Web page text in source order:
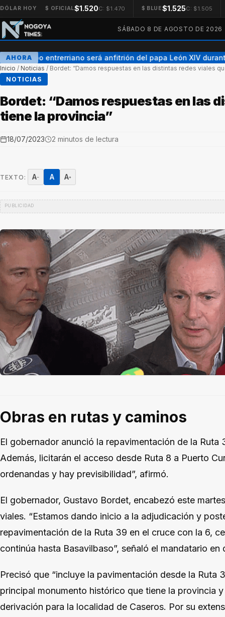
DÓLAR HOY $ OFICIAL$1.520C: $1.470 $ BLUE$1.525C: $1.505
SÁBADO 8 DE AGOSTO DE 2026
AHORA
Un obispo entrerriano será anfitrión del papa León XIV
Inicio / Noticias / Bordet: “Damos respuestas en las distintas redes viales
NOTICIAS
Bordet: “Damos respuestas en las
tiene la provincia”
18/07/2023 2 minutos de lectura
TEXTO: A− A A+
Obras en rutas y caminos
El gobernador anunció la repavimentación de la Ruta
Además, licitarán el acceso desde Ruta 8 a Puerto
ordenandas y hay previsibilidad”, afirmó.
El gobernador, Gustavo Bordet, encabezó este
viales. “Estamos dando inicio a la adjudicación y
repavimentación de la Ruta 39 en el cruce con la 6,
continúa hasta Basavilbaso”, señaló el mandatario en
Precisó que “incluye la pavimentación desde la Ruta
principal monumento histórico que tiene la provincia
derivación para la localidad de Caseros. Por su